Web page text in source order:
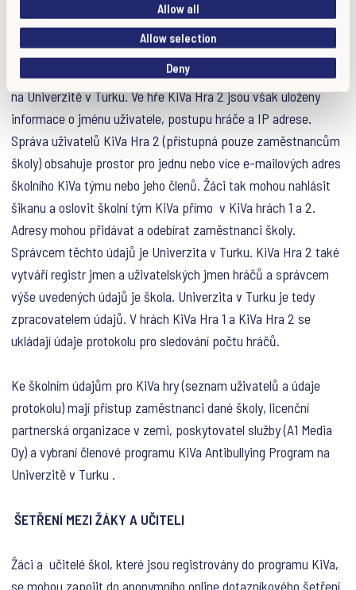
Allow all
Allow selection
Deny
Když se studenti přihlašují jako uživatelé her KiVa Hra 1, KiVa
Hra 2 nebo Pulmikas, jejich osobní údaje nejsou zpracovávány
na Univerzitě v Turku. Ve hře KiVa Hra 2 jsou však uloženy
informace o jménu uživatele, postupu hráče a IP adrese.
Správa uživatelů KiVa Hra 2 (přístupná pouze zaměstnancům
školy) obsahuje prostor pro jednu nebo více e-mailových adres
školního KiVa týmu nebo jeho členů. Žáci tak mohou nahlásit
šikanu a oslovit školní tým KiVa přímo v KiVa hrách 1 a 2.
Adresy mohou přidávat a odebírat zaměstnanci školy.
Správcem těchto údajů je Univerzita v Turku. KiVa Hra 2 také
vytváří registr jmen a uživatelských jmen hráčů a správcem
výše uvedených údajů je škola. Univerzita v Turku je tedy
zpracovatelem údajů. V hrách KiVa Hra 1 a KiVa Hra 2 se
ukládají údaje protokolu pro sledování počtu hráčů.
Ke školním údajům pro KiVa hry (seznam uživatelů a údaje
protokolu) mají přístup zaměstnanci dané školy, licenční
partnerská organizace v zemi, poskytovatel služby (A1 Media
Oy) a vybraní členové programu KiVa Antibullying Program na
Univerzitě v Turku .
ŠETŘENÍ MEZI ŽÁKY A UČITELI
Žáci a učitelé škol, které jsou registrovány do programu KiVa,
se mohou zapojit do anonymního online dotazníkového šetření.